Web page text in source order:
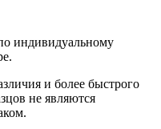
индивидуальному
и более быстрого
не являются